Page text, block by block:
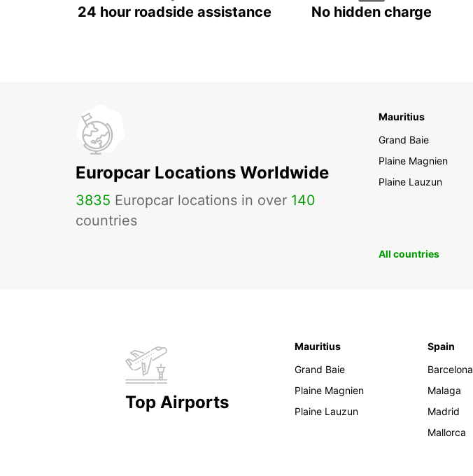
24 hour roadside assistance No hidden charge
Europcar Locations Worldwide
3835 Europcar locations in over 140
countries
Mauritius
Grand Baie
Plaine Magnien
Plaine Lauzun
All countries
Top Airports
Mauritius
Grand Baie
Plaine Magnien
Plaine Lauzun
Spain
Barcelona
Malaga
Madrid
Mallorca